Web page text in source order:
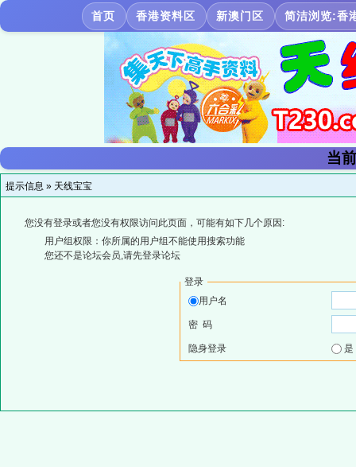
首页 香港资料区 新澳门区 简洁浏览:香
当
提示信息 » 天线宝宝
您没有登录或者您没有权限访问此页面，可能有如下几个原因:
用户组权限：你所属的用户组不能使用搜索功能
您还不是论坛会员,请先登录论坛
登录
用户名
密 码
隐身登录